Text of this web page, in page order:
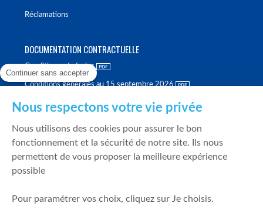
Réclamations
DOCUMENTATION CONTRACTUELLE
Conditions générales
Conditions générales au 15 septembre 2026
Politique de meilleure sélection
Politique de durabilité
Fonds de garantie des dépôts et de résolution
Continuer sans accepter
Nous respectons votre vie privée
Nous utilisons des cookies pour assurer le bon
fonctionnement et la sécurité de notre site. Ils nous
permettent de vous proposer la meilleure expérience
possible
Pour paramétrer vos choix, cliquez sur Je choisis.